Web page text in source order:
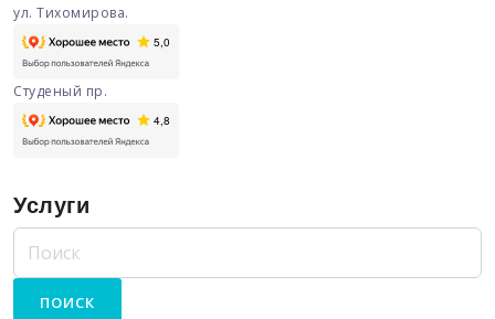
ул. Тихомирова.
Студеный пр.
Услуги